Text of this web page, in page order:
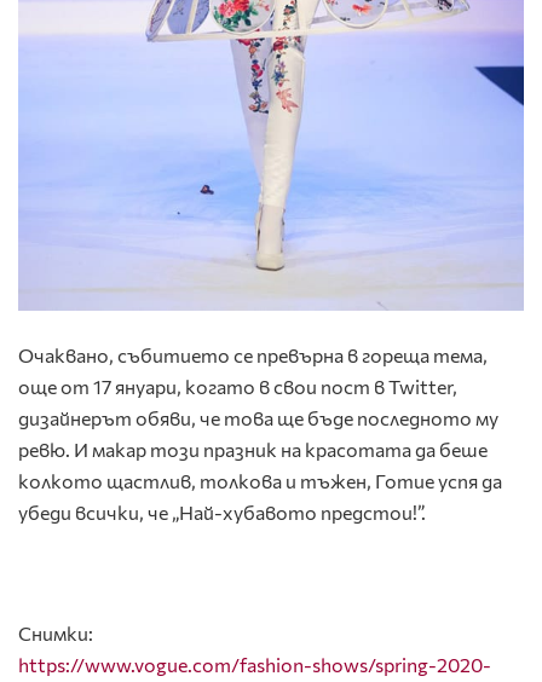
Очаквано, събитието се превърна в гореща тема,
още от 17 януари, когато в свои пост в Twitter,
дизайнерът обяви, че това ще бъде последното му
ревю. И макар този празник на красотата да беше
колкото щастлив, толкова и тъжен, Готие успя да
убеди всички, че „Най-хубавото предстои!”.
Снимки:
https://www.vogue.com/fashion-shows/spring-2020-